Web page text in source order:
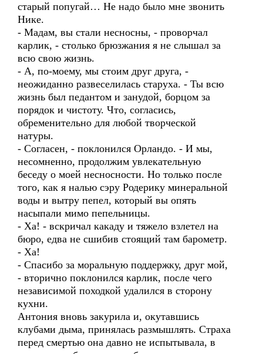
старый попугай… Не надо было мне звонить
Нике.
- Мадам, вы стали несносны, - проворчал
карлик, - столько брюзжания я не слышал за
всю свою жизнь.
- А, по-моему, мы стоим друг друга, -
неожиданно развеселилась старуха. - Ты всю
жизнь был педантом и занудой, борцом за
порядок и чистоту. Что, согласись,
обременительно для любой творческой
натуры.
- Согласен, - поклонился Орландо. - И мы,
несомненно, продолжим увлекательную
беседу о моей несносности. Но только после
того, как я налью сэру Родерику минеральной
воды и вытру пепел, который вы опять
насыпали мимо пепельницы.
- Ха! - вскричал какаду и тяжело взлетел на
бюро, едва не сшибив стоящий там барометр.
- Ха!
- Спасибо за моральную поддержку, друг мой,
- вторично поклонился карлик, после чего
независимой походкой удалился в сторону
кухни.
Антония вновь закурила и, окутавшись
клубами дыма, принялась размышлять. Страха
перед смертью она давно не испытывала, в